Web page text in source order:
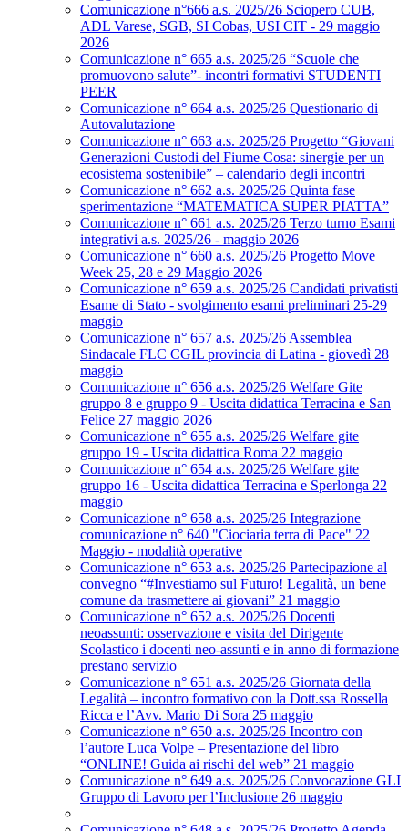
Comunicazione n°666 a.s. 2025/26 Sciopero CUB,
ADL Varese, SGB, SI Cobas, USI CIT - 29 maggio
2026
Comunicazione n° 665 a.s. 2025/26 “Scuole che
promuovono salute”- incontri formativi STUDENTI
PEER
Comunicazione n° 664 a.s. 2025/26 Questionario di
Autovalutazione
Comunicazione n° 663 a.s. 2025/26 Progetto “Giovani
Generazioni Custodi del Fiume Cosa: sinergie per un
ecosistema sostenibile” – calendario degli incontri
Comunicazione n° 662 a.s. 2025/26 Quinta fase
sperimentazione “MATEMATICA SUPER PIATTA”
Comunicazione n° 661 a.s. 2025/26 Terzo turno Esami
integrativi a.s. 2025/26 - maggio 2026
Comunicazione n° 660 a.s. 2025/26 Progetto Move
Week 25, 28 e 29 Maggio 2026
Comunicazione n° 659 a.s. 2025/26 Candidati privatisti
Esame di Stato - svolgimento esami preliminari 25-29
maggio
Comunicazione n° 657 a.s. 2025/26 Assemblea
Sindacale FLC CGIL provincia di Latina - giovedì 28
maggio
Comunicazione n° 656 a.s. 2025/26 Welfare Gite
gruppo 8 e gruppo 9 - Uscita didattica Terracina e San
Felice 27 maggio 2026
Comunicazione n° 655 a.s. 2025/26 Welfare gite
gruppo 19 - Uscita didattica Roma 22 maggio
Comunicazione n° 654 a.s. 2025/26 Welfare gite
gruppo 16 - Uscita didattica Terracina e Sperlonga 22
maggio
Comunicazione n° 658 a.s. 2025/26 Integrazione
comunicazione n° 640 "Ciociaria terra di Pace" 22
Maggio - modalità operative
Comunicazione n° 653 a.s. 2025/26 Partecipazione al
convegno “#Investiamo sul Futuro! Legalità, un bene
comune da trasmettere ai giovani” 21 maggio
Comunicazione n° 652 a.s. 2025/26 Docenti
neoassunti: osservazione e visita del Dirigente
Scolastico i docenti neo-assunti e in anno di formazione
prestano servizio
Comunicazione n° 651 a.s. 2025/26 Giornata della
Legalità – incontro formativo con la Dott.ssa Rossella
Ricca e l’Avv. Mario Di Sora 25 maggio
Comunicazione n° 650 a.s. 2025/26 Incontro con
l’autore Luca Volpe – Presentazione del libro
“ONLINE! Guida ai rischi del web” 21 maggio
Comunicazione n° 649 a.s. 2025/26 Convocazione GLI
Gruppo di Lavoro per l’Inclusione 26 maggio